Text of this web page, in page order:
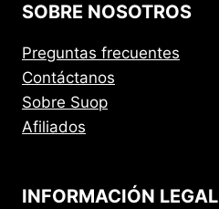
SOBRE NOSOTROS
Preguntas frecuentes
Contáctanos
Sobre Suop
Afiliados
INFORMACIÓN LEGAL